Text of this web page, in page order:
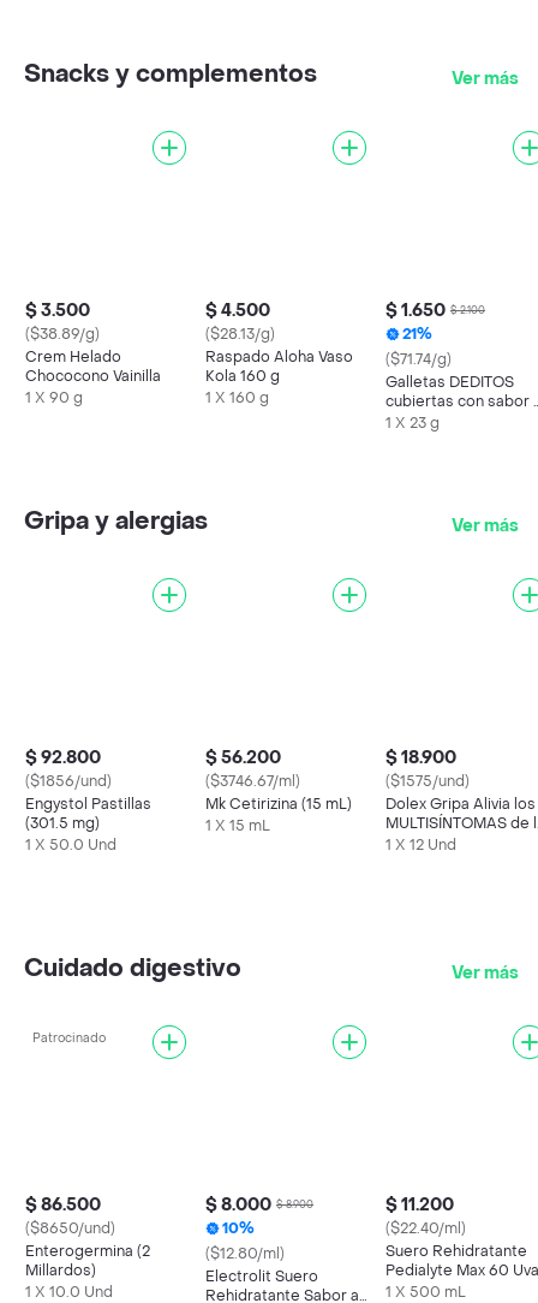
Snacks y complementos Ver más
$ 3.500
($38.89/g)
Crem Helado
Chococono Vainilla
1 X 90 g
$ 4.500
($28.13/g)
Raspado Aloha Vaso
Kola 160 g
1 X 160 g
$ 1.650 $ 2.100
21%
($71.74/g)
Galletas DEDITOS
cubiertas con sabor
chocolate x 23g
1 X 23 g
Gripa y alergias Ver más
$ 92.800
($1856/und)
Engystol Pastillas
(301.5 mg)
1 X 50.0 Und
$ 56.200
($3746.67/ml)
Mk Cetirizina (15 mL)
1 X 15 mL
$ 18.900
($1575/und)
Dolex Gripa Alivia los
MULTISÍNTOMAS de
Gripa X 12 tabs
1 X 12 Und
Cuidado digestivo Ver más
Patrocinado
$ 86.500
($8650/und)
Enterogermina (2
Millardos)
1 X 10.0 Und
$ 8.000 $ 8.900
10%
($12.80/ml)
Electrolit Suero
Rehidratante Sabor a
$ 11.200
($22.40/ml)
Suero Rehidratante
Pedialyte Max 60 Uva
Frasco 500 mL
1 X 500 mL